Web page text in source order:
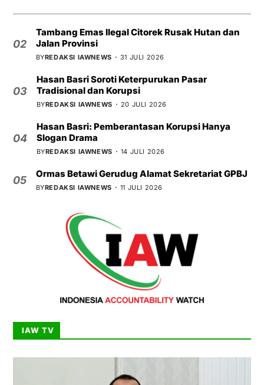
02
Tambang Emas Ilegal Citorek Rusak Hutan dan
Jalan Provinsi
BYREDAKSI IAWNEWS 31 JULI 2026
03
Hasan Basri Soroti Keterpurukan Pasar
Tradisional dan Korupsi
BYREDAKSI IAWNEWS 20 JULI 2026
04
Hasan Basri: Pemberantasan Korupsi Hanya
Slogan Drama
BYREDAKSI IAWNEWS 14 JULI 2026
05
Ormas Betawi Gerudug Alamat Sekretariat GPBJ
BYREDAKSI IAWNEWS 11 JULI 2026
IAW TV